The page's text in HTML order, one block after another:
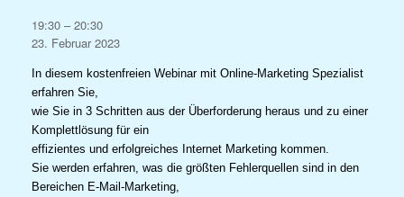
Internet
Marketing,
Sinn
macht
19:30 –20:30
23. Februar 2023
In diesem kostenfreien Webinar mit Online-Marketing Spezialist
erfahren Sie,
wie Sie in 3 Schritten aus der Überforderung heraus und zu einer
Komplettlösung für ein
effizientes und erfolgreiches Internet Marketing kommen.
Sie werden erfahren, was die größten Fehlerquellen sind in den
Bereichen E-Mail-Marketing,